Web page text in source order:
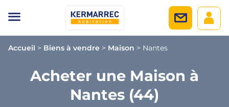
Accueil > Biens à vendre > Maison > Nantes
Acheter une Maison à
Nantes (44)